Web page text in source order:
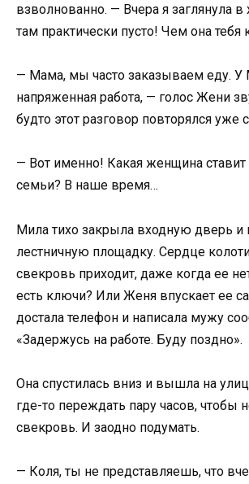
взволнованно. — Вчера я заглянула
там практически пусто! Чем она тебя
— Мама, мы часто заказываем еду. У
напряженная работа, — голос Жени
будто этот разговор повторялся уже
— Вот именно! Какая женщина
семьи? В наше время…
Мила тихо закрыла входную дверь
лестничную площадку. Сердце
свекровь приходит, даже когда ее
есть ключи? Или Женя впускает ее
достала телефон и написала мужу
«Задержусь на работе. Буду поздно».
Она спустилась вниз и вышла на
где-то переждать пару часов, чтобы
свекровь. И заодно подумать.
— Коля, ты не представляешь, что